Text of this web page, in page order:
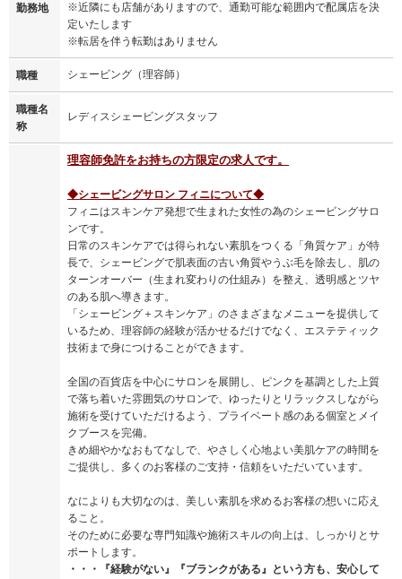
勤務地
※近隣にも店舗がありますので、通勤可能な範囲内で配属店を決
定いたします
※転居を伴う転勤はありません
職種 シェービング（理容師）
職種名
称
レディスシェービングスタッフ
理容師免許をお持ちの方限定の求人です。
◆シェービングサロン フィニについて◆
フィニはスキンケア発想で生まれた女性の為のシェービングサロ
ンです。
日常のスキンケアでは得られない素肌をつくる「角質ケア」が特
長で、シェービングで肌表面の古い角質やうぶ毛を除去し、肌の
ターンオーバー（生まれ変わりの仕組み）を整え、透明感とツヤ
のある肌へ導きます。
「シェービング＋スキンケア」のさまざまなメニューを提供して
いるため、理容師の経験が活かせるだけでなく、エステティック
技術まで身につけることができます。
全国の百貨店を中心にサロンを展開し、ピンクを基調とした上質
で落ち着いた雰囲気のサロンで、ゆったりとリラックスしながら
施術を受けていただけるよう、プライベート感のある個室とメイ
クブースを完備。
きめ細やかなおもてなしで、やさしく心地よい美肌ケアの時間を
ご提供し、多くのお客様のご支持・信頼をいただいています。
なによりも大切なのは、美しい素肌を求めるお客様の想いに応え
ること。
そのために必要な専門知識や施術スキルの向上は、しっかりとサ
ポートします。
・・・『経験がない』『ブランクがある』という方も、安心して